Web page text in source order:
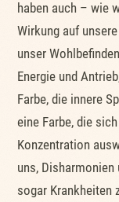
haben auch – wie
Wirkung auf
unser
Energie und
Farbe, die innere
eine Farbe, die
Konzentration
uns,
sogar Krankheiten